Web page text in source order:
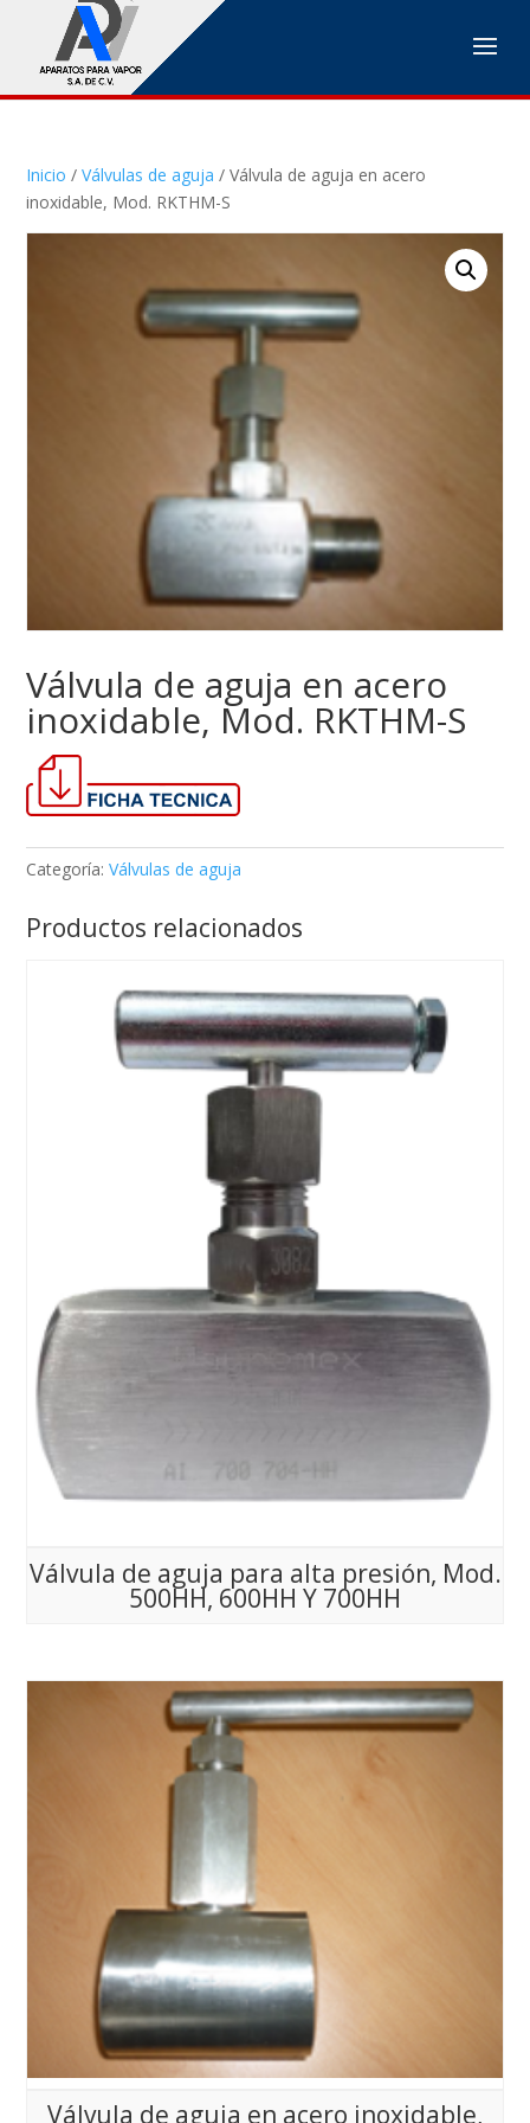
Inicio /Válvulas de aguja / Válvula de aguja en acero
inoxidable, Mod. RKTHM-S
Válvula de aguja en acero
inoxidable, Mod. RKTHM-S
Categoría:Válvulas de aguja
Productos relacionados
Válvula de aguja para alta presión, Mod.
500HH, 600HH Y 700HH
Válvula de aguja en acero inoxidable,